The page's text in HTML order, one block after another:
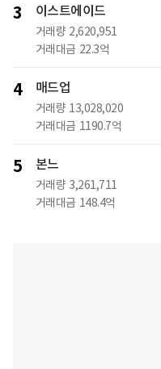
3 이스트에이드
거래량 2,620,951
거래대금 22.3억
4 매드업
거래량 13,028,020
거래대금 1190.7억
5 본느
거래량 3,261,711
거래대금 148.4억